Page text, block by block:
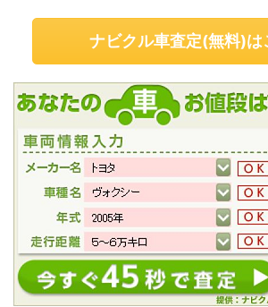
ナビクル車査定(無料)は